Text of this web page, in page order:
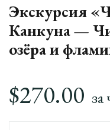
Экскурсия
Канкуна —
озёра и
$270.00 за